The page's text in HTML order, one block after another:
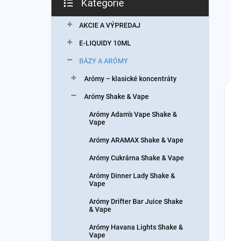
kategórie
Kategórie
AKCIE A VÝPREDAJ
E-LIQUIDY 10ML
BÁZY A ARÓMY
Arómy – klasické koncentráty
Arómy Shake & Vape
Arómy Adam’s Vape Shake &
Vape
Arómy ARAMAX Shake & Vape
Arómy Cukrárna Shake & Vape
Arómy Dinner Lady Shake &
Vape
Arómy Drifter Bar Juice Shake
& Vape
Arómy Havana Lights Shake &
Vape